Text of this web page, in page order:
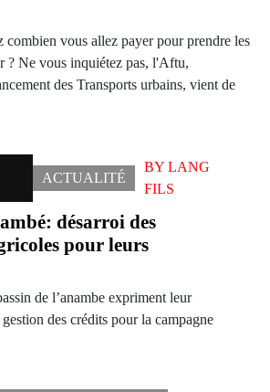
combien vous allez payer pour prendre les
? Ne vous inquiétez pas, l'Aftu,
des Transports urbains, vient de
ACTUALITÉ
BY LANG
FILS
désarroi des
pour leurs
de l’anambe expriment leur
des crédits pour la campagne